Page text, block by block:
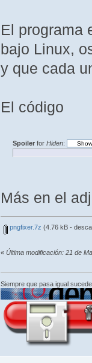
El programa
bajo Linux,
y que cada
El código
Spoilerfor Hiden:
Más en el
pngfixer.7z (4.76 kB -
« Última modificación: 21 de
Siempre que pasa igual